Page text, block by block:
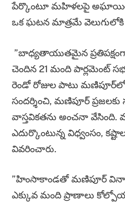
పేర్కొంటూ మహిళలపై
ఒక ఘటన మాత్రమే వెలుగులోకి
”బాధ్యతాయుతమైన
చెందిన 21 మంది పార్లమెంట్‌
రెండో రోజుల పాటు
సందర్శించి, మణిపూర్‌
వాస్తవికతను అంచనా వేసింది.
ఎదుర్కొంటున్న విధ్వంసం,
వివరించారు.
”హింసాకాండతో మణిపూర్‌
ఎక్కువ మంది ప్రాణాలు